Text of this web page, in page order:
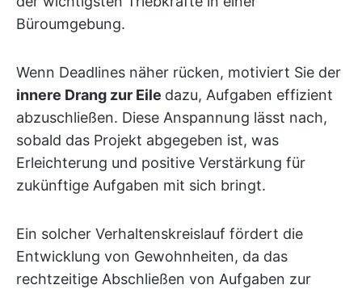
Büroumgebung.
Wenn Deadlines näher rücken, motiviert Sie der
innere Drang zur Eile dazu, Aufgaben effizient
abzuschließen. Diese Anspannung lässt nach,
sobald das Projekt abgegeben ist, was
Erleichterung und positive Verstärkung für
zukünftige Aufgaben mit sich bringt.
Ein solcher Verhaltenskreislauf fördert die
Entwicklung von Gewohnheiten, da das
rechtzeitige Abschließen von Aufgaben zur